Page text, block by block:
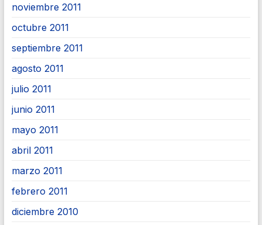
noviembre 2011
octubre 2011
septiembre 2011
agosto 2011
julio 2011
junio 2011
mayo 2011
abril 2011
marzo 2011
febrero 2011
diciembre 2010